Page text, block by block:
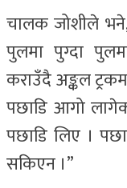
चालक जोशीले
पुलमा पुग्दा
कराउँदै अङ्कल
पछाडि आगो
पछाडि लिए ।
सकिएन ।”